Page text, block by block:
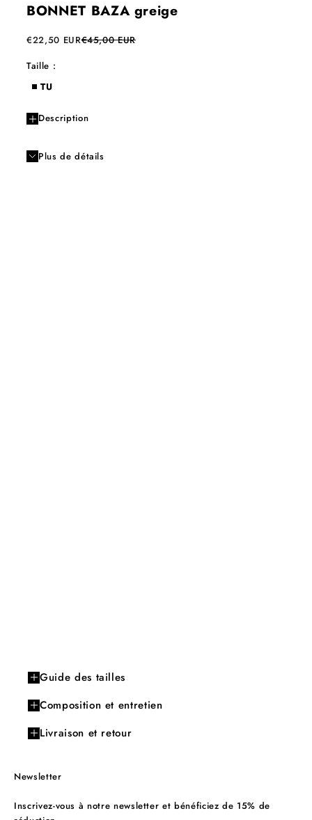
BONNET BAZA greige
Prix de vente
€22,50 EURPrix normal
€45,00 EUR
Taille :
TU
Description
Plus de détails
Guide des tailles
Composition et entretien
Livraison et retour
Newsletter
Inscrivez-vous à notre newsletter et bénéficiez de 15% de